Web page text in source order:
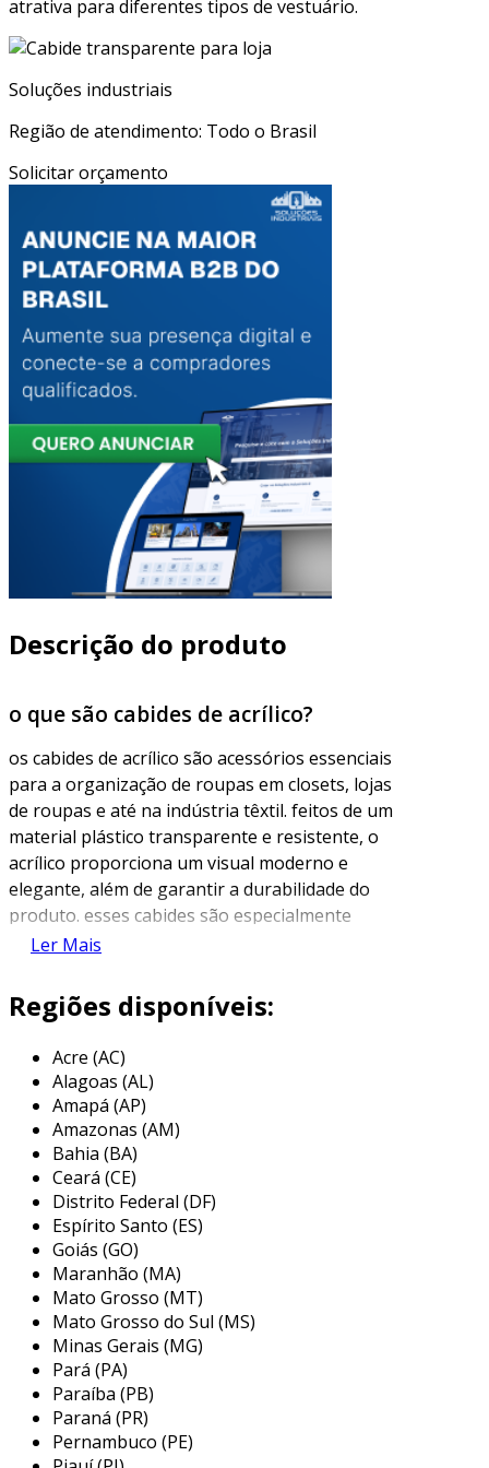
atrativa para diferentes tipos de vestuário.
Soluções industriais
Região de atendimento: Todo o Brasil
Solicitar orçamento
Descrição do produto
o que são cabides de acrílico?
os cabides de acrílico são acessórios essenciais
para a organização de roupas em closets, lojas
de roupas e até na indústria têxtil. feitos de um
material plástico transparente e resistente, o
acrílico proporciona um visual moderno e
elegante, além de garantir a durabilidade do
produto. esses cabides são especialmente
populares devido à sua leveza e design
ambientes.
capacidade de ser moldado em várias formas,
resultando em cabides que podem ser
projetados para diferentes tipos de roupas,
como blusas, vestidos, calças e saias. além
disso, o material é fácil de limpar e mantém sua
aparência nova por mais tempo, resistindo a
riscos e desgastes comuns.
principais aplicações dos cabides de
acrílico
os cabides de acrílico são utilizados em vários
contextos, destacando-se em ambientes
comerciais e residenciais. abaixo estão algumas
das principais aplicações desses acessórios:
loja de roupas:
frequentemente
Ler Mais
Regiões disponíveis:
Acre (AC)
Alagoas (AL)
Amapá (AP)
Amazonas (AM)
Bahia (BA)
Ceará (CE)
Distrito Federal (DF)
Espírito Santo (ES)
Goiás (GO)
Maranhão (MA)
Mato Grosso (MT)
Mato Grosso do Sul (MS)
Minas Gerais (MG)
Pará (PA)
Paraíba (PB)
Paraná (PR)
Pernambuco (PE)